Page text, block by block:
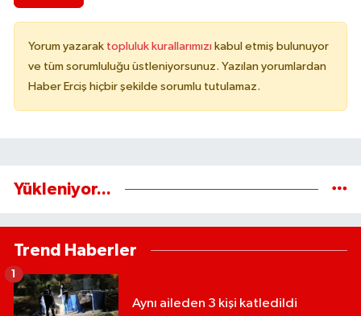
Yorum yazarak topluluk kurallarımızı kabul etmiş bulunuyor
ve tüm sorumluluğu üstleniyorsunuz. Yazılan yorumlardan
Haber Erciş hiçbir şekilde sorumlu tutulamaz.
Yükleniyor...
Trend Haberler
Aynı aileden 3 kişi katledildi
1